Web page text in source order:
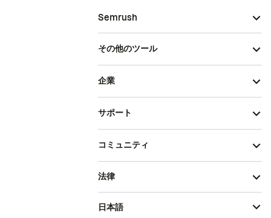
Semrush
その他のツール
企業
サポート
コミュニティ
法律
日本語